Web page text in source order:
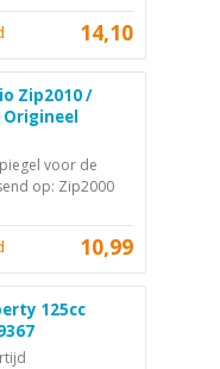
14,10
Zip2010 /
Origineel
voor de
op: Zip2000
10,99
125cc